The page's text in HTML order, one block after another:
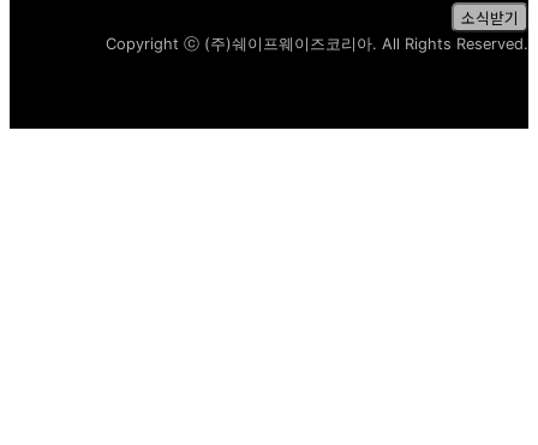
소식받기
Copyright ⓒ (주)쉐이프웨이즈코리아. All Rights Reserved.